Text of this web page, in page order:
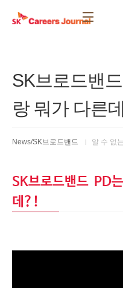
SK브로드밴
랑 뭐가 다른
News/SK브로드밴드 알 수 없
SK브로드밴드 PD
데?!